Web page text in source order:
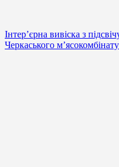
Інтер’єрна вивіска з
Черкаського м’ясокомбінату